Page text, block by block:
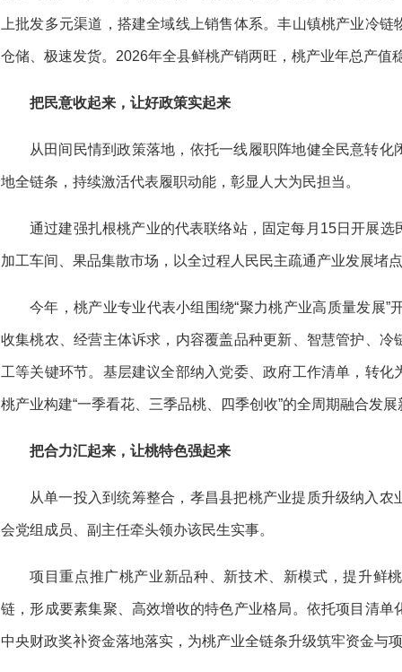
上批发多元渠道，搭建全域线上销售体系。丰山镇桃产业冷
仓储、极速发货。2026年全县鲜桃产销两旺，桃产业年总产值
把民意收起来，让好政策实起来
从田间民情到政策落地，依托一线履职阵地健全民意转
地全链条，持续激活代表履职动能，彰显人大为民担当。
通过建强扎根桃产业的代表联络站，固定每月15日开展
加工车间、果品集散市场，以全过程人民民主疏通产业发展堵
今年，桃产业专业代表小组围绕“聚力桃产业高质量发展
收集桃农、经营主体诉求，内容覆盖品种更新、智慧管护、
工等关键环节。基层建议全部纳入党委、政府工作清单，转
桃产业构建“一季看花、三季品桃、四季创收”的全周期融合发展
把合力汇起来，让桃特色强起来
从单一投入到统筹整合，孝昌县把桃产业提质升级纳入
会党组成员、副主任牵头领办该民生实事。
项目重点推广桃产业新品种、新技术、新模式，提升鲜
链，形成要素集聚、高效增收的特色产业格局。依托项目清
中央财政奖补资金落地落实，为桃产业全链条升级筑牢资金与